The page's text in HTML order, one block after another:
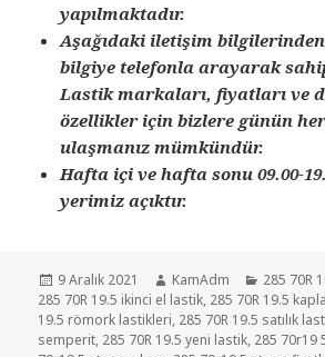
yapılmaktadır.
Aşağıdaki iletişim
bilgiye telefonla arayarak
Lastik markaları, fiyatları ve
özellikler için bizlere günün
ulaşmanız mümkündür.
Hafta içi ve hafta sonu 09.00-
yerimiz açıktır.
Yayın
tarihi
9 Aralık 2021 Yazar
KamAdm 285 70R
285 70R 19.5 ikinci el lastik, 285 70R 19.5
19.5 römork lastikleri, 285 70R 19.5 satılık
semperit, 285 70R 19.5 yeni lastik, 285 70r19